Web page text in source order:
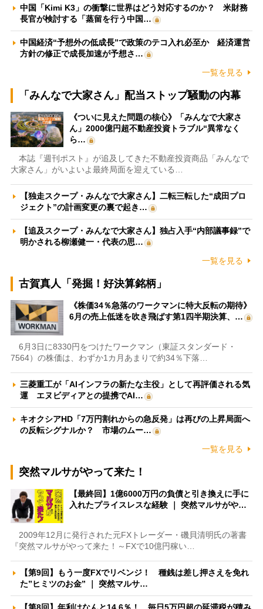
中国「Kimi K3」の衝撃に世界はどう対応するのか？ 米財務
長官が検討する「蒸留を行う中国…
中国経済“予想外の低成長”で政策のテコ入れ必至か 経済運営
方針の修正で成長加速が予想さ…
一覧を見る
「みんなで大家さん」配当ストップ騒動の内幕
《ついに見えた問題の核心》「みんなで大家さ
ん」2000億円超不動産投資トラブル“異常なく
ら…
本誌『週刊ポスト』が追及してきた不動産投資商品「みんなで
大家さん」がいよいよ最終局面を迎えている…
【独走スクープ・みんなで大家さん】二転三転した“成田プロ
ジェクト”の計画変更の裏で起き…
【追及スクープ・みんなで大家さん】独占入手“内部議事録”で
明かされる柳瀬健一・代表の思…
一覧を見る
古賀真人「発掘！好決算銘柄」
《株価34％急落のワークマンに特大反転の期待》
6月の売上低迷を吹き飛ばす第1四半期決算、…
6月3日に8330円をつけたワークマン（東証スタンダード・
7564）の株価は、わずか1カ月あまりで約34％下落…
三菱重工が「AIインフラの新たな主役」として再評価される気
運 エヌビディアとの提携でAI…
キオクシアHD「7万円割れからの急反発」は再びの上昇局面へ
の反転シグナルか？ 市場のムー…
一覧を見る
突然マルサがやって来た！
【最終回】1億6000万円の負債と引き換えに手に
入れたプライスレスな経験 ｜ 突然マルサがや…
2009年12月に発行された元FXトレーダー・磯貝清明氏の著書
『突然マルサがやって来た！～FXで10億円稼い…
【第9回】もう一度FXでリベンジ！ 種銭は差し押さえを免れ
た”ヒミツのお金” ｜ 突然マルサ…